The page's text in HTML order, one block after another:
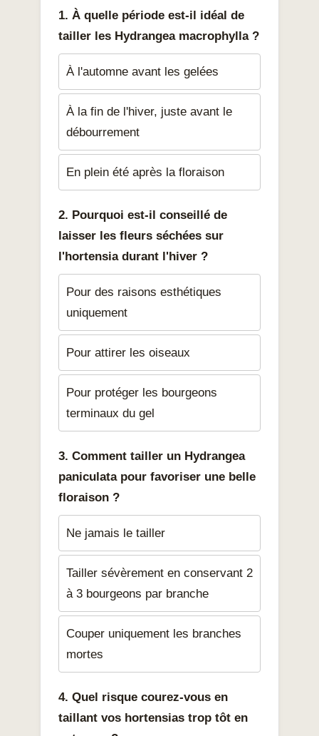
1. À quelle période est-il idéal de
tailler les Hydrangea macrophylla ?
À l'automne avant les gelées
À la fin de l'hiver, juste avant le
débourrement
En plein été après la floraison
2. Pourquoi est-il conseillé de
laisser les fleurs séchées sur
l'hortensia durant l'hiver ?
Pour des raisons esthétiques
uniquement
Pour attirer les oiseaux
Pour protéger les bourgeons
terminaux du gel
3. Comment tailler un Hydrangea
paniculata pour favoriser une belle
floraison ?
Ne jamais le tailler
Tailler sévèrement en conservant 2
à 3 bourgeons par branche
Couper uniquement les branches
mortes
4. Quel risque courez-vous en
taillant vos hortensias trop tôt en